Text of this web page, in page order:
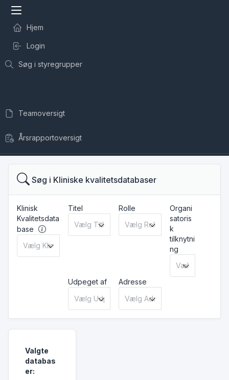
Hjem
Login
Søg i styregrupper
Teamoversigt
Årsrapportoversigt
Søg i Kliniske kvalitetsdatabaser
Klinisk
Kvalitetsdata
base
Titel Rolle
Organi
satoris
k
tilknytni
ng
Udpeget af Adresse
Valgte
databas
er: